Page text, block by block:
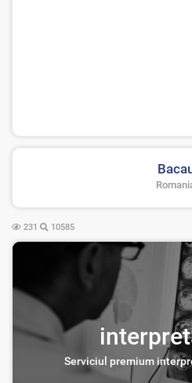
231 10585
Serviciul premium